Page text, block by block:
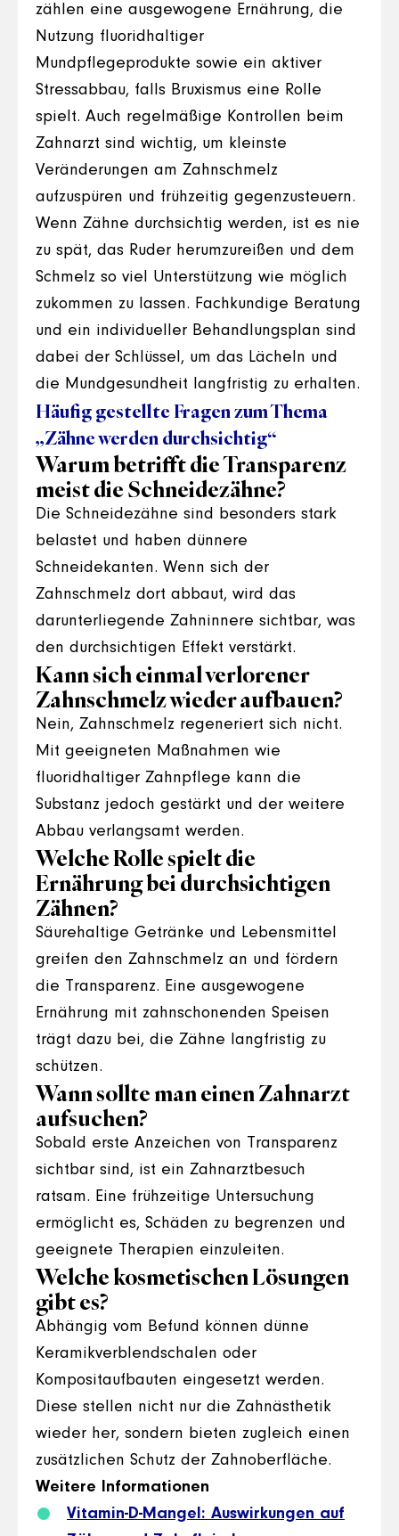
zählen eine ausgewogene Ernährung, die
Nutzung fluoridhaltiger
Mundpflegeprodukte sowie ein aktiver
Stressabbau, falls Bruxismus eine Rolle
spielt. Auch regelmäßige Kontrollen beim
Zahnarzt sind wichtig, um kleinste
Veränderungen am Zahnschmelz
aufzuspüren und frühzeitig gegenzusteuern.
Wenn Zähne durchsichtig werden, ist es nie
zu spät, das Ruder herumzureißen und dem
Schmelz so viel Unterstützung wie möglich
zukommen zu lassen. Fachkundige Beratung
und ein individueller Behandlungsplan sind
dabei der Schlüssel, um das Lächeln und
die Mundgesundheit langfristig zu erhalten.
Häufig gestellte Fragen zum Thema
„Zähne werden durchsichtig“
Warum betrifft die Transparenz
meist die Schneidezähne?
Die Schneidezähne sind besonders stark
belastet und haben dünnere
Schneidekanten. Wenn sich der
Zahnschmelz dort abbaut, wird das
darunterliegende Zahninnere sichtbar, was
den durchsichtigen Effekt verstärkt.
Kann sich einmal verlorener
Zahnschmelz wieder aufbauen?
Nein, Zahnschmelz regeneriert sich nicht.
Mit geeigneten Maßnahmen wie
fluoridhaltiger Zahnpflege kann die
Substanz jedoch gestärkt und der weitere
Abbau verlangsamt werden.
Welche Rolle spielt die
Ernährung bei durchsichtigen
Zähnen?
Säurehaltige Getränke und Lebensmittel
greifen den Zahnschmelz an und fördern
die Transparenz. Eine ausgewogene
Ernährung mit zahnschonenden Speisen
trägt dazu bei, die Zähne langfristig zu
schützen.
Wann sollte man einen Zahnarzt
aufsuchen?
Sobald erste Anzeichen von Transparenz
sichtbar sind, ist ein Zahnarztbesuch
ratsam. Eine frühzeitige Untersuchung
ermöglicht es, Schäden zu begrenzen und
geeignete Therapien einzuleiten.
Welche kosmetischen Lösungen
gibt es?
Abhängig vom Befund können dünne
Keramikverblendschalen oder
Kompositaufbauten eingesetzt werden.
Diese stellen nicht nur die Zahnästhetik
wieder her, sondern bieten zugleich einen
zusätzlichen Schutz der Zahnoberfläche.
Weitere Informationen
Vitamin-D-Mangel: Auswirkungen auf